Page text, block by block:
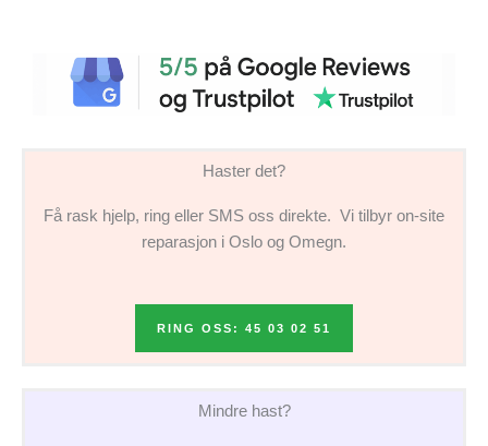
Haster det?
Få rask hjelp, ring eller SMS oss direkte. Vi tilbyr on-site
reparasjon i Oslo og Omegn.
RING OSS: 45 03 02 51
Mindre hast?